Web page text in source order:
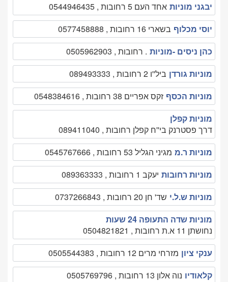
יבגני מוניות אחד העם 5 רחובות , 0544946435
יוסי מכלוף בשארי 16 רחובות , 0577458888
כהן ניסים -מוניות . רחובות , 0505962903
מוניות גורדן ביל''ו 2 רחובות , 089493333
מוניות הכסף זקס אפריים 38 רחובות , 0548384616
מוניות קפלן
דרך פסטרנק בי''ח קפלן רחובות , 089411040
מוניות ר.מ מגיני הגליל 53 רחובות , 0545767666
מוניות רחובות יעקב 1 רחובות , 089363333
מוניות ש.ל.י שד' חן 20 רחובות , 0737266843
מוניות שדה התעופה 24 שעות
נחושתן 11 א.ת רחובות , 0504821821
ענקי ציון מזרחי מרים 12 רחובות , 0505544383
קלאודיו נוה אלון 13 רחובות , 0505769796